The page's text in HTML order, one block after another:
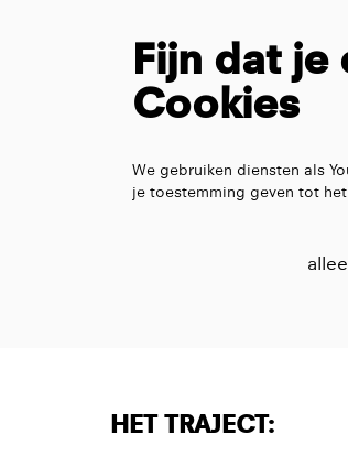
Fijn dat je
Cookies
We gebruiken diensten als
je toestemming geven tot
HET TRAJECT: